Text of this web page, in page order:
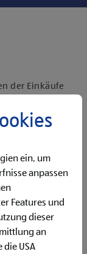
der Einkäufe
Durchführen
von
mit
ein, um
anpassen
Features und
dieser
an
USA